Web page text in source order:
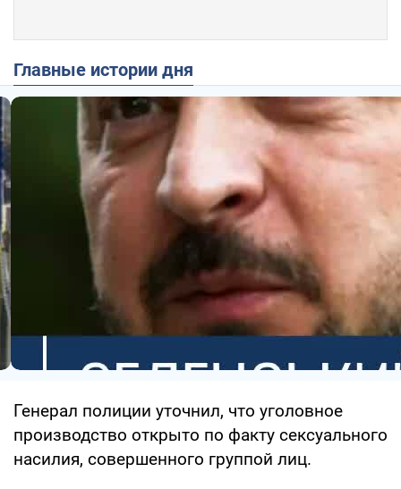
Главные истории дня
Генерал полиции уточнил, что уголовное
производство открыто по факту сексуального
насилия, совершенного группой лиц.